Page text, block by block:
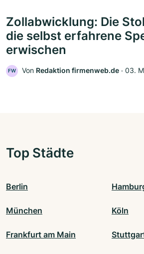
Zollabwicklung: Die
die selbst erfahrene
erwischen
FW Von Redaktion firmenweb.de ‧ 03.
Top Städte
Berlin
München Köln
Frankfurt am Main